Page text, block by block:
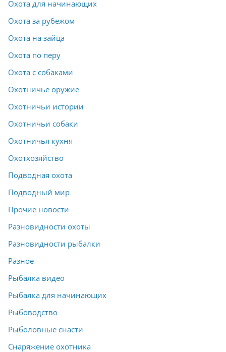
Охота для начинающих
Охота за рубежом
Охота на зайца
Охота по перу
Охота с собаками
Охотничье оружие
Охотничьи истории
Охотничьи собаки
Охотничья кухня
Охотхозяйство
Подводная охота
Подводный мир
Прочие новости
Разновидности охоты
Разновидности рыбалки
Разное
Рыбалка видео
Рыбалка для начинающих
Рыбоводство
Рыболовные снасти
Снаряжение охотника